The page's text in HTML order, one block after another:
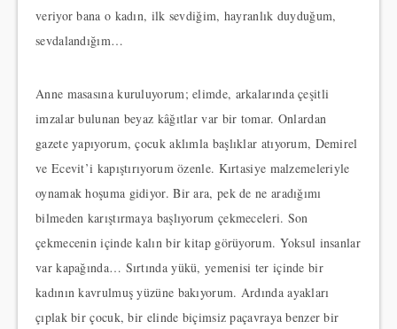
veriyor bana o kadın, ilk sevdiğim, hayranlık duyduğum,
sevdalandığım…
Anne masasına kuruluyorum; elimde, arkalarında çeşitli
imzalar bulunan beyaz kâğıtlar var bir tomar. Onlardan
gazete yapıyorum, çocuk aklımla başlıklar atıyorum, Demirel
ve Ecevit’i kapıştırıyorum özenle. Kırtasiye malzemeleriyle
oynamak hoşuma gidiyor. Bir ara, pek de ne aradığımı
bilmeden karıştırmaya başlıyorum çekmeceleri. Son
çekmecenin içinde kalın bir kitap görüyorum. Yoksul insanlar
var kapağında… Sırtında yükü, yemenisi ter içinde bir
kadının kavrulmuş yüzüne bakıyorum. Ardında ayakları
çıplak bir çocuk, bir elinde biçimsiz paçavraya benzer bir